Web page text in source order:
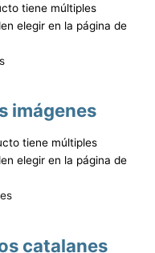
tiene múltiples
elegir en la página de
imágenes
tiene múltiples
elegir en la página de
catalanes